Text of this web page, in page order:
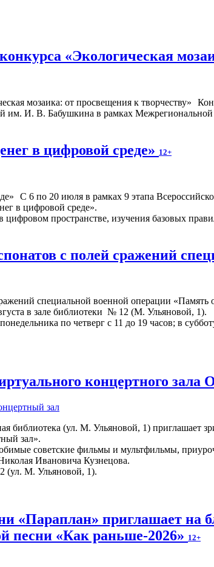
«Экологическая
им. И. В. Бабушкина в рамках Межрегиональной
в цифровой среде» 12+
С 6 по 20 июля в рамках 9 этапа
в цифровой среде».
пространстве, изучения базовых
с полей сражений
специальной военной операции
в зале библиотеки № 12 (М. Ульяновой, 1).
по четверг с 11 до 19 часов; в
концертного зала
зал
библиотека (ул. М. Ульяновой, 1) приглашает
зал».
советские фильмы и мультфильмы,
Ивановича Кузнецова.
(ул. М. Ульяновой, 1).
«Параплан» приглашает на
песни «Как раньше-2026» 12+